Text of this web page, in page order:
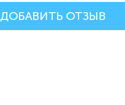
ДОБАВИТЬ ОТЗЫВ